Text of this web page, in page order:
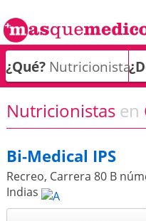
¿Qué?
Nutricionistas en
Bi-Medical IPS
Recreo, Carrera 80 B
Indias